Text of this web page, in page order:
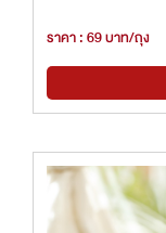
ราคา : 69 บาท/ถุง